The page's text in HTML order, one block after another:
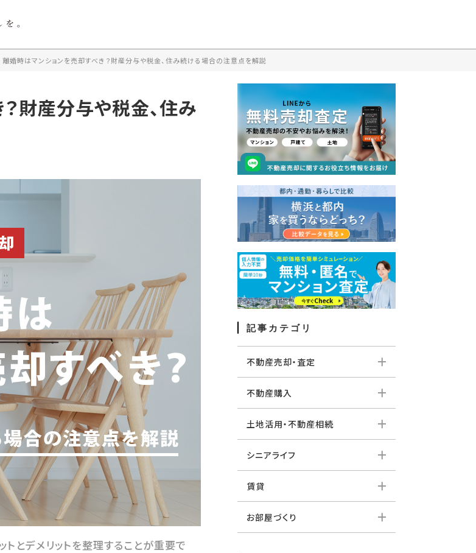
離婚時はマンションを売却すべき？財産分与や税金、住み続ける場合の注意点を解説
財産分与や税金、住み
とデメリットを整理することが重要で
記事カテゴリ
不動産売却・査定
不動産購入
土地活用・不動産相続
シニアライフ
賃貸
お部屋づくり